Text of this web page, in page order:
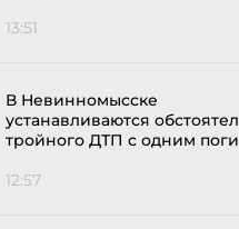
13:51
В Невинномысске
устанавливаются
тройного ДТП с одним
12:57